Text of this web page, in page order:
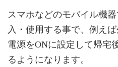
スマホなどのモバイル機
入・使用する事で、例え
電源をONに設定して帰宅
るようになります。